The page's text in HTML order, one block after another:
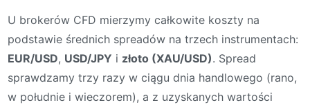
U brokerów CFD mierzymy całkowite koszty na
podstawie średnich spreadów na trzech instrumentach:
EUR/USD, USD/JPY i złoto (XAU/USD). Spread
sprawdzamy trzy razy w ciągu dnia handlowego (rano,
w południe i wieczorem), a z uzyskanych wartości